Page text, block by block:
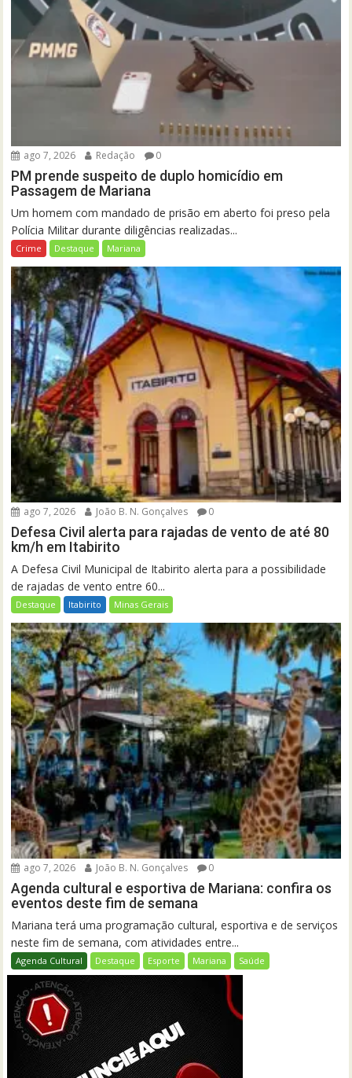
ago 7, 2026 Redação 0
PM prende suspeito de duplo homicídio em
Passagem de Mariana
Um homem com mandado de prisão em aberto foi preso pela
Polícia Militar durante diligências realizadas...
Crime Destaque Mariana
ago 7, 2026 João B. N. Gonçalves 0
Defesa Civil alerta para rajadas de vento de até 80
km/h em Itabirito
A Defesa Civil Municipal de Itabirito alerta para a possibilidade
de rajadas de vento entre 60...
Destaque Itabirito Minas Gerais
ago 7, 2026 João B. N. Gonçalves 0
Agenda cultural e esportiva de Mariana: confira os
eventos deste fim de semana
Mariana terá uma programação cultural, esportiva e de serviços
neste fim de semana, com atividades entre...
Agenda Cultural Destaque Esporte Mariana Saúde